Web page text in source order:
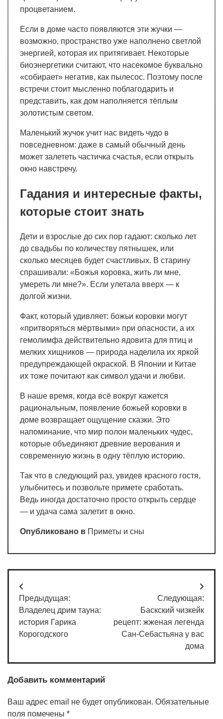
процветанием.
Если в доме часто появляются эти жучки —
возможно, пространство уже наполнено светлой
энергией, которая их притягивает. Некоторые
биоэнергетики считают, что насекомое буквально
«собирает» негатив, как пылесос. Поэтому после
встречи стоит мысленно поблагодарить и
представить, как дом наполняется тёплым
золотистым светом.
Маленький жучок учит нас видеть чудо в
повседневном: даже в самый обычный день
может залететь частичка счастья, если открыть
окно навстречу.
Гадания и интересные факты,
которые стоит знать
Дети и взрослые до сих пор гадают: сколько лет
до свадьбы по количеству пятнышек, или
сколько месяцев будет счастливых. В старину
спрашивали: «Божья коровка, жить ли мне,
умереть ли мне?». Если улетала вверх — к
долгой жизни.
Факт, который удивляет: божьи коровки могут
«притворяться мёртвыми» при опасности, а их
гемолимфа действительно ядовита для птиц и
мелких хищников — природа наделила их яркой
предупреждающей окраской. В Японии и Китае
их тоже почитают как символ удачи и любви.
В наше время, когда всё вокруг кажется
рациональным, появление божьей коровки в
доме возвращает ощущение сказки. Это
напоминание, что мир полон маленьких чудес,
которые объединяют древние верования и
современную жизнь в одну тёплую историю.
Так что в следующий раз, увидев красного гостя,
улыбнитесь и позвольте примете сработать.
Ведь иногда достаточно просто открыть сердце
— и удача сама залетит в окно.
Опубликовано в Приметы и сны
Навигация
по
записям
Предыдущая:
Владелец дрим тауна:
история Гарика
Корогодского
Следующая:
Баскский чизкейк
рецепт: жженая легенда
Сан-Себастьяна у вас
дома
Добавить комментарий
Ваш адрес email не будет опубликован. Обязательные
поля помечены *